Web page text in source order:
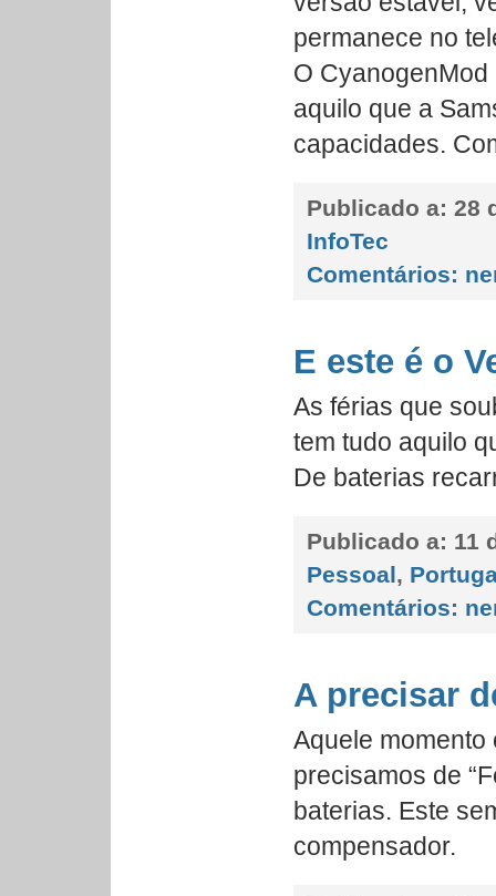
permanece no
O
aquilo que a
capacidades.
Publicado a: 28
InfoTec
Comentários:
E este é o
As férias que
tem tudo aquilo
De baterias
Publicado a: 11
Pessoal,
Comentários:
A precisar
Aquele
precisamos de
baterias. Este
compensador.